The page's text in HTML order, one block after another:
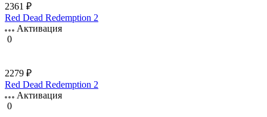
2361 ₽
Red Dead Redemption 2
Активация
0
2279 ₽
Red Dead Redemption 2
Активация
0